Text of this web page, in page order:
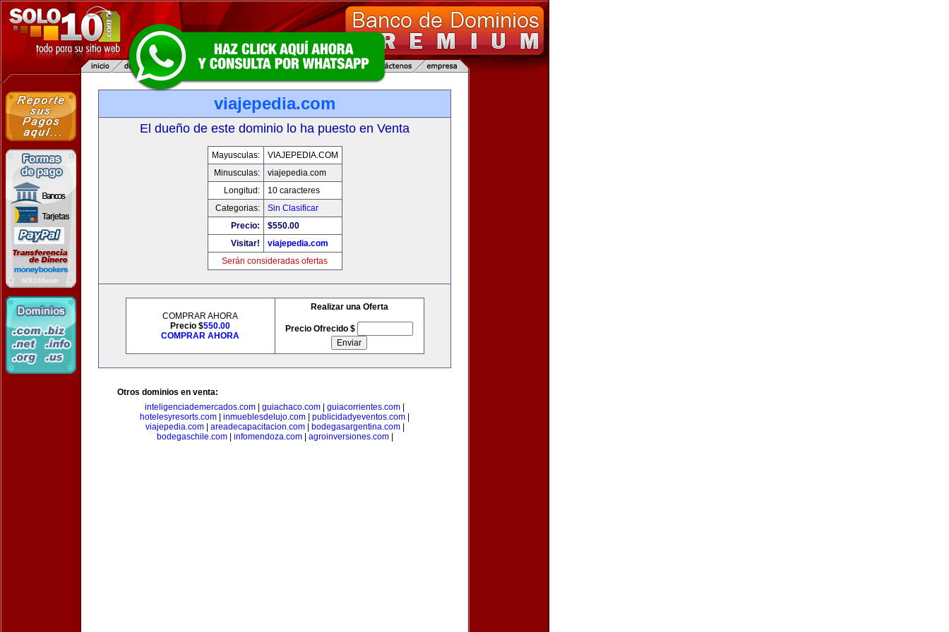
viajepedia.com
El dueño de este dominio lo ha puesto en Venta
Mayusculas:
VIAJEPEDIA.COM
Minusculas:
viajepedia.com
Longitud:
10 caracteres
Categorias:
Sin Clasificar
Precio:
$550.00
Visitar!
viajepedia.com
Serán consideradas ofertas
COMPRAR AHORA
Precio $550.00
COMPRAR AHORA
Realizar una Oferta
Precio Ofrecido $
Otros dominios en venta:
inteligenciademercados.com
guiachaco.com guiacorrientes.com
hotelesyresorts.com
inmueblesdelujo.com publicidadyeventos.com
viajepedia.com| areadecapacitacion.com| bodegasargentina.com|
bodegaschile.com| infomendoza.com| agroinversiones.com|